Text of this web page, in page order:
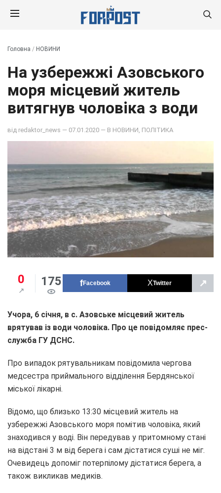
Головна / НОВИНИ
На узбережжі Азовського
моря місцевий житель
витягнув чоловіка з води
від redaktor_news — 07.01.2020 — В НОВИНИ ПОЛІТИКА
0 175 Facebook Twitter ↗
Учора, 6 січня, в с. Азовське місцевий житель
врятував із води чоловіка. Про це повідомляє прес-
служба ГУ ДСНС.
Про випадок рятувальникам повідомила чергова
медсестра приймального відділення Бердянської
міської лікарні.
Відомо, що близько 13:30 місцевий житель на
узбережжі Азовського моря помітив чоловіка, який
знаходився у воді. Він передував у притомному стані
на відстані 3 м від берега і сам дістатися суші не міг.
Очевидець допоміг потерпілому дістатися берега, а
також викликав медиків.